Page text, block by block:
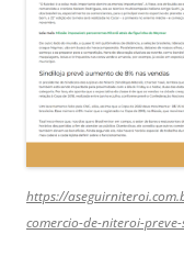
https://
comercio-de-niteroi-